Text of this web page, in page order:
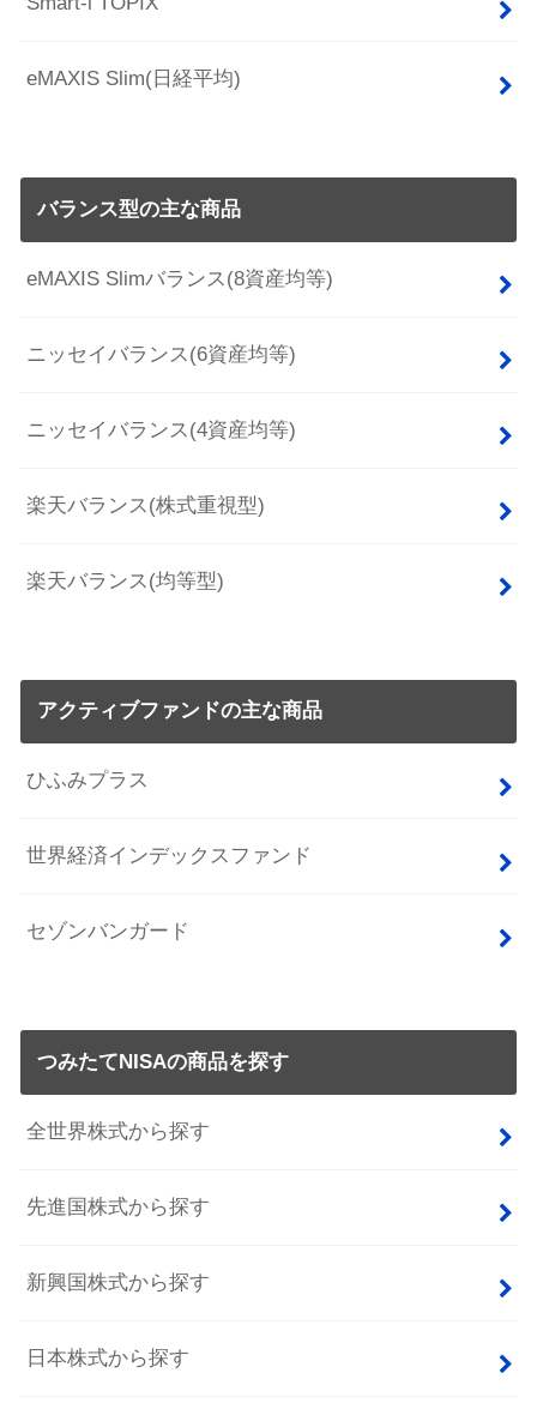
eMAXIS Slim(日経平均)
バランス型の主な商品
eMAXIS Slimバランス(8資産均等)
ニッセイバランス(6資産均等)
ニッセイバランス(4資産均等)
楽天バランス(株式重視型)
楽天バランス(均等型)
アクティブファンドの主な商品
ひふみプラス
世界経済インデックスファンド
セゾンバンガード
つみたてNISAの商品を探す
全世界株式から探す
先進国株式から探す
新興国株式から探す
日本株式から探す